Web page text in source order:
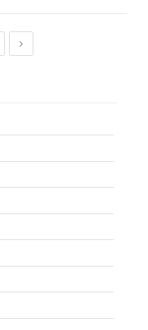
(current)Next page